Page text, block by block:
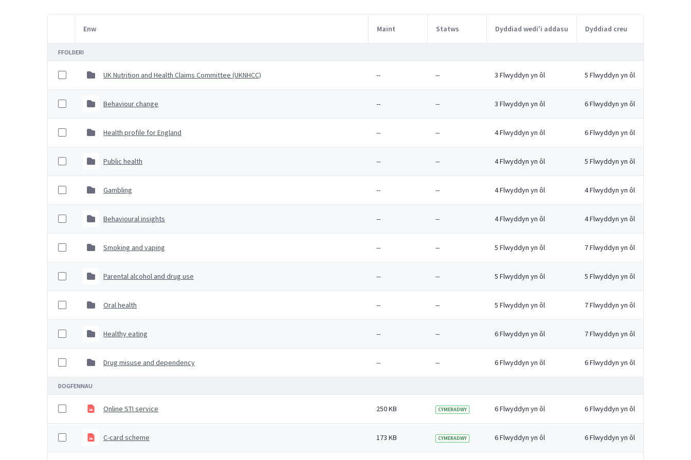
Item Selection
Enw Maint Statws Dyddiad wedi'i addasu Dyddiad creu
FFOLDERI
UK Nutrition and Health Claims Committee (UKNHCC) -- -- 3 Flwyddyn yn ôl 5 Flwyddyn yn ôl
Behaviour change -- -- 3 Flwyddyn yn ôl 6 Flwyddyn yn ôl
Health profile for England -- -- 4 Flwyddyn yn ôl 6 Flwyddyn yn ôl
Public health -- -- 4 Flwyddyn yn ôl 5 Flwyddyn yn ôl
Gambling -- -- 4 Flwyddyn yn ôl 4 Flwyddyn yn ôl
Behavioural insights -- -- 4 Flwyddyn yn ôl 4 Flwyddyn yn ôl
Smoking and vaping -- -- 5 Flwyddyn yn ôl 7 Flwyddyn yn ôl
Parental alcohol and drug use -- -- 5 Flwyddyn yn ôl 5 Flwyddyn yn ôl
Oral health -- -- 5 Flwyddyn yn ôl 7 Flwyddyn yn ôl
Healthy eating -- -- 6 Flwyddyn yn ôl 7 Flwyddyn yn ôl
Drug misuse and dependency -- -- 6 Flwyddyn yn ôl 6 Flwyddyn yn ôl
DOGFENNAU
Online STI service 250 KB CYMERADWY 6 Flwyddyn yn ôl 6 Flwyddyn yn ôl
C-card scheme 173 KB CYMERADWY 6 Flwyddyn yn ôl 6 Flwyddyn yn ôl